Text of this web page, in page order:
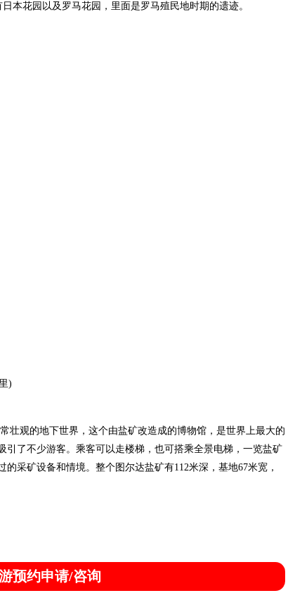
本花园以及罗马花园，里面是罗马殖民地时期的遗迹。
)
观的地下世界，这个由盐矿改造成的博物馆，是世界上最大的
引了不少游客。乘客可以走楼梯，也可搭乘全景电梯，一览盐矿
采矿设备和情境。整个图尔达盐矿有112米深，基地67米宽，
预约申请/咨询